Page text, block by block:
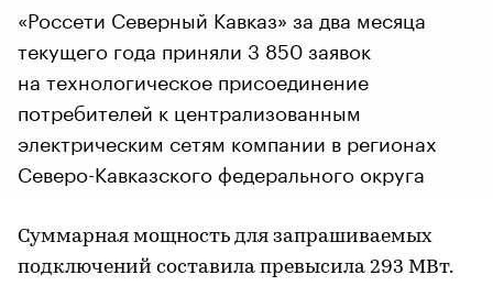
«Россети Северный Кавказ» за два месяца
текущего года приняли 3 850 заявок
на технологическое присоединение
потребителей к централизованным
электрическим сетям компании в регионах
Северо-Кавказского федерального округа
Суммарная мощность для запрашиваемых
подключений составила превысила 293 МВт.